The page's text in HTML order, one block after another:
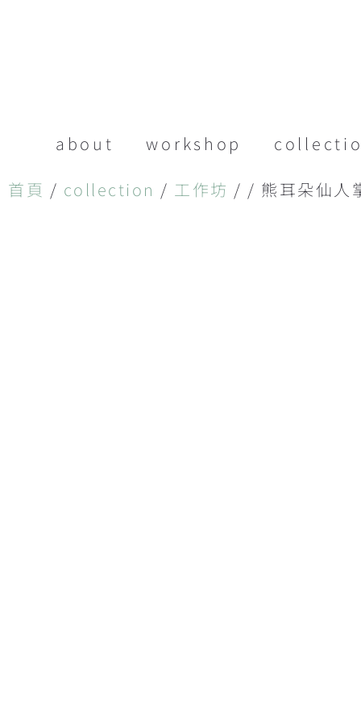
about workshop
首頁 / collection / 工作坊 / / 熊耳朵仙人